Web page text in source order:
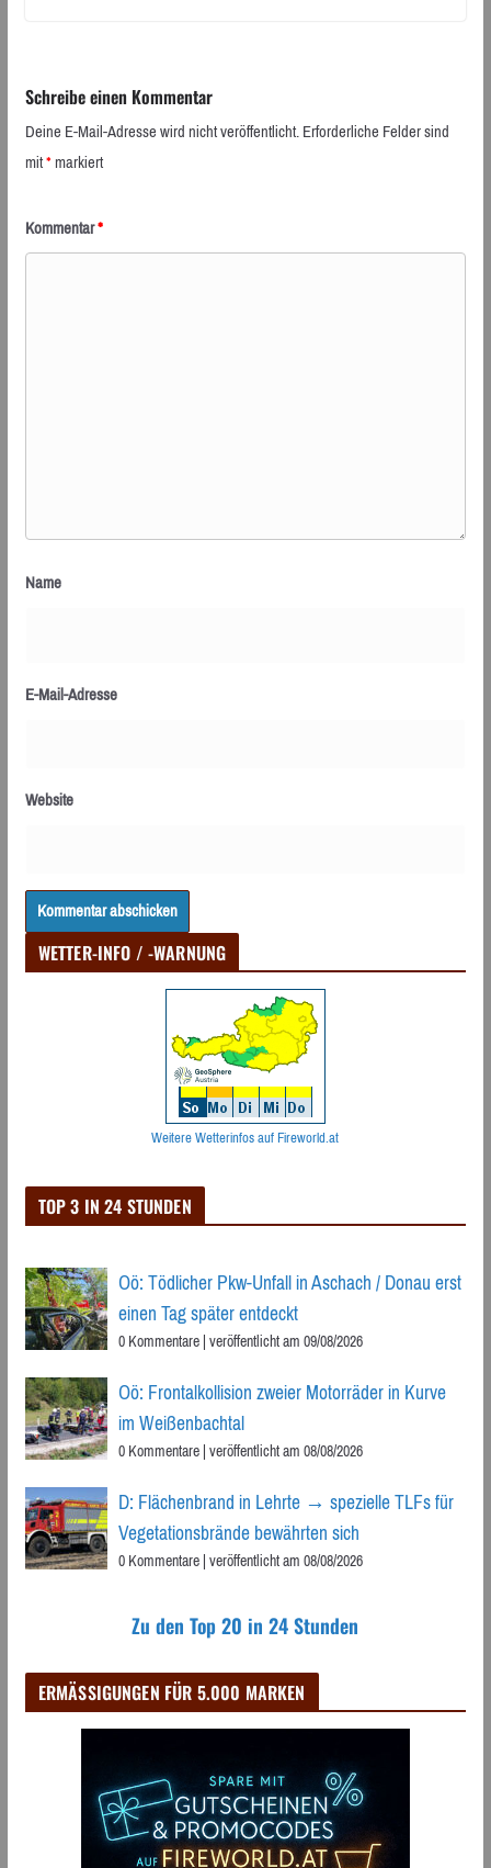
Schreibe einen Kommentar
Deine E-Mail-Adresse wird nicht veröffentlicht.Erforderliche Felder sind
mit*markiert
Kommentar*
Name
E-Mail-Adresse
Website
WETTER-INFO / -WARNUNG
Weitere Wetterinfos auf Fireworld.at
TOP 3 IN 24 STUNDEN
Oö: Tödlicher Pkw-Unfall in Aschach / Donau erst
einen Tag später entdeckt
0 Kommentare|veröffentlicht am 09/08/2026
Oö: Frontalkollision zweier Motorräder in Kurve
im Weißenbachtal
0 Kommentare|veröffentlicht am 08/08/2026
D: Flächenbrand in Lehrte → spezielle TLFs für
Vegetationsbrände bewährten sich
0 Kommentare|veröffentlicht am 08/08/2026
Zu den Top 20 in 24 Stunden
ERMÄSSIGUNGEN FÜR 5.000 MARKEN